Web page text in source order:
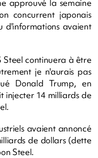
approuvé la semaine
concurrent japonais
d'informations avaient
Steel continuera à être
je n'aurais pas
Donald Trump, en
injecter 14 milliards de
avaient annoncé
de dollars (dette
Steel.